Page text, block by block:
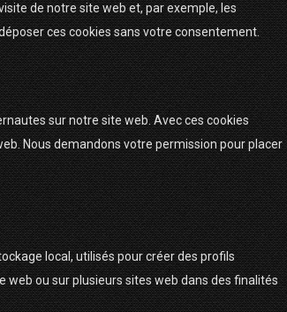
de notre site web et, par exemple, les
ces cookies sans votre consentement.
sur notre site web. Avec ces cookies
Nous demandons votre permission pour placer
local, utilisés pour créer des profils
web ou sur plusieurs sites web dans des finalités